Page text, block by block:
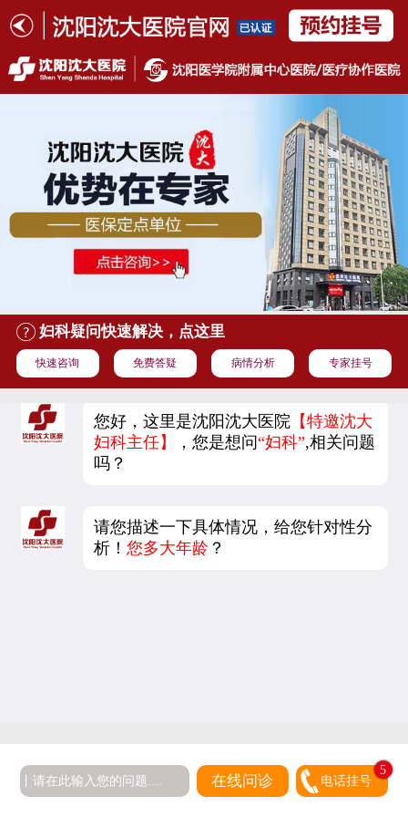
妇科疑问快速解决，点这里
快速咨询 免费答疑 病情分析 专家挂号
您好，这里是沈阳沈大医院 【特邀沈大
妇科主任】
，您是想问“妇科”,相关问题
吗？
请您描述一下具体情况，给您针对性分
析！您多大年龄 ？
在线问诊 电话挂号
5